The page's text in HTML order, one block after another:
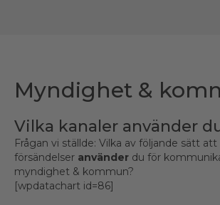
Myndighet &
Vilka kanaler använder
Frågan vi ställde: Vilka av följande sätt
försändelser använder du för
myndighet & kommun?
[wpdatachart id=86]